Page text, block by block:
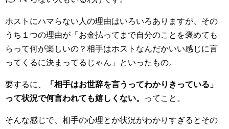
ホストにハマらない人の理由はいろいろありますが、その
うち１つの理由が「お金払ってまで自分のことを褒めても
らって何が楽しいの？相手はホストなんだかいい感じに言
ってくるに決まってるじゃん」といったもの。
要するに、
「相手はお世辞を言うってわかりきっている」
って状況で何言われても嬉しくない。
ってこと。
そんな感じで、相手の心理とか状況がわかりすぎるとその